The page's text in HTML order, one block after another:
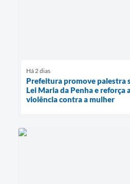
Há 2 dias
Prefeitura promove palestra
Lei Maria da Penha e reforça
violência contra a mulher